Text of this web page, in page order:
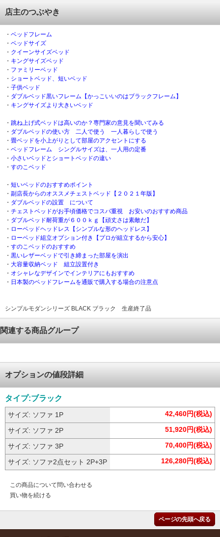
店主のつぶやき
・ ベッドフレーム
・ ベッドサイズ
・ クイーンサイズベッド
・ キングサイズベッド
・ ファミリーベッド
・ ショートベッド、短いベッド
・ 子供ベッド
・ ダブルベッド黒いフレーム【かっこいいのはブラックフレーム】
・ キングサイズより大きいベッド
・ 跳ね上げ式ベッドは高いのか？専門家の意見を聞いてみる
・ ダブルベッドの使い方 二人で使う 一人暮らしで使う
・ 畳ベッドを小上がりとして部屋のアクセントにする
・ ベッドフレーム シングルサイズは、一人用の定番
・ 小さいベッドとショートベッドの違い
・ すのこベッド
・ 短いベッドのおすすめポイント
・ 副店長からのオススメチェストベッド【２０２１年版】
・ ダブルベッドの設置 について
・ チェストベッドがお手頃価格でコスパ重視 お安いのおすすめ商品
・ ダブルベッド耐荷重が６００ｋｇ【頑丈さは素敵だ】
・ ローベッドヘッドレス【シンプルな形のヘッドレス】
・ ローベッド組立オプション付き【プロが組立するから安心】
・ すのこベッドのおすすめ
・ 黒いレザーベッドで引き締まった部屋を演出
・ 大容量収納ベッド 組立設置付き
・ オシャレなデザインでインテリアにもおすすめ
・ 日本製のベッドフレームを通販で購入する場合の注意点
シンプルモダンシリーズ BLACK ブラック 生産終了品
関連する商品グループ
オプションの値段詳細
タイプ:ブラック
サイズ: ソファ 1P 42,460円(税込)
サイズ: ソファ 2P 51,920円(税込)
サイズ: ソファ 3P 70,400円(税込)
サイズ: ソファ2点セット 2P+3P 126,280円(税込)
この商品について問い合わせる
買い物を続ける
ページの先頭へ戻る